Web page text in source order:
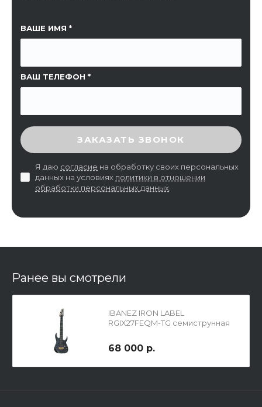
ВАШЕ ИМЯ
ВАШ ТЕЛЕФОН
ССЫЛКА НА СТРАНИЦУ
ВВЕДИТЕ ПРОВЕРОЧНЫЙ КОД
ЗАКАЗАТЬ ЗВОНОК
Я даю согласие на обработку своих персональных
данных на условиях политики в отношении
обработки персональных данных
Ранее вы смотрели
IBANEZ IRON LABEL
RGIX27FEQM-TG семиструнная
68 000 р.